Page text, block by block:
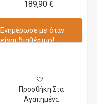
189,90 €
Ενημέρωσε με όταν
είναι διαθέσιμο!
Προσθήκη Στα
Αγαπημένα